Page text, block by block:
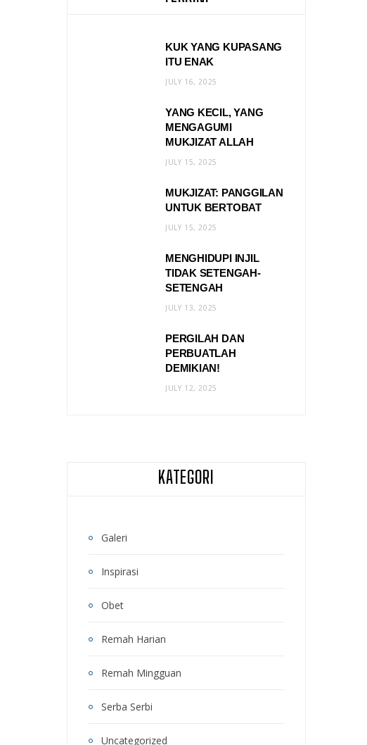
KUK YANG KUPASANG
ITU ENAK
JULY 16, 2025
YANG KECIL, YANG
MENGAGUMI
MUKJIZAT ALLAH
JULY 15, 2025
MUKJIZAT: PANGGILAN
UNTUK BERTOBAT
JULY 15, 2025
MENGHIDUPI INJIL
TIDAK SETENGAH-
SETENGAH
JULY 13, 2025
PERGILAH DAN
PERBUATLAH
DEMIKIAN!
JULY 12, 2025
KATEGORI
Galeri
Inspirasi
Obet
Remah Harian
Remah Mingguan
Serba Serbi
Uncategorized